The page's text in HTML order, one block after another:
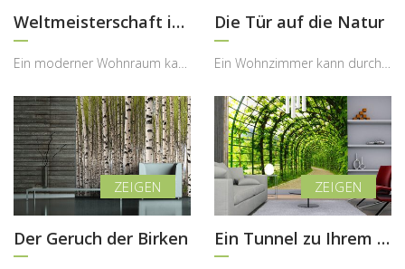
Weltmeisterschaft im Wohnzimmer
Ein moderner Wohnraum kann durch eine spektakuläre Perspektive eine völlig neue Dynamik erhalten ...
Die Tür auf die Natur
Ein Wohnzimmer kann durch eine außergewöhnliche Wandgestaltung zu einem Ort werden, der nicht nur...
Der Geruch der Birken Ein Tunnel zu Ihrem Garten